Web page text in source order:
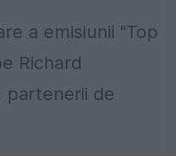
a emisiunii "Top
Richard
partenerii de